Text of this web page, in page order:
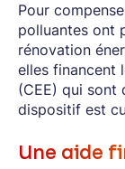
Pour
polluantes ont
rénovation
elles financent
(CEE) qui sont
dispositif est
Une aide